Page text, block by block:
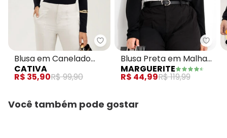
Cativa - Blusa em Canelado
Blusa em Canelado
Preto
CATIVA
R$ 35,90R$ 99,90
Blusa Preta em Malha
de Viscose
MARGUERITE
R$ 44,99R$ 119,99
Você também pode gostar